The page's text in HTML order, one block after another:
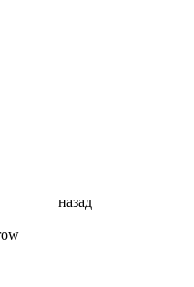
назад